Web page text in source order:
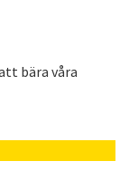
bära våra